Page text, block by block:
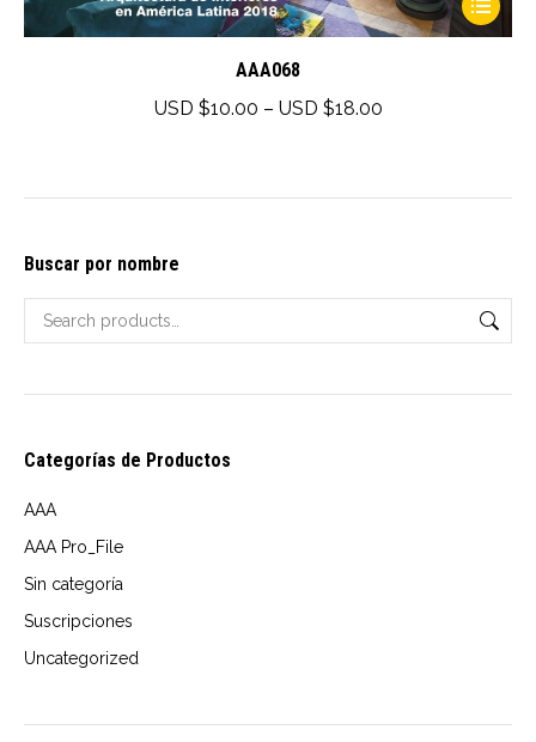
product
options
chosen
on
AAA068
USD $10.00 – USD $18.00Price
Buscar por nombre
Categorías de Productos
AAA
AAA Pro_File
Sin categoría
Suscripciones
Uncategorized